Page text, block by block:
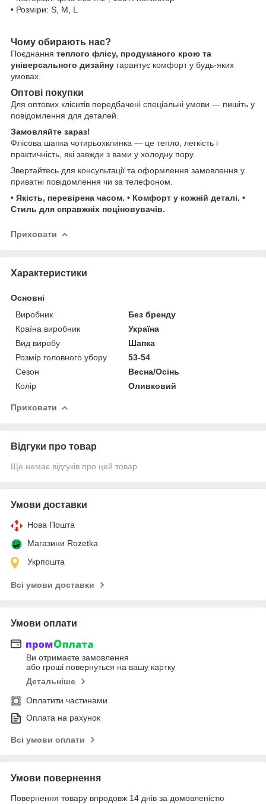
• Розміри: S, M, L
Чому обирають нас?
Поєднання теплого флісу, продуманого крою та
універсального дизайну гарантує комфорт у будь-яких
умовах.
Оптові покупки
Для оптових клієнтів передбачені спеціальні умови — пишіть у
повідомлення для деталей.
Замовляйте зараз!
Флісова шапка чотирьохклинка — це тепло, легкість і
практичність, які завжди з вами у холодну пору.
Звертайтесь для консультації та оформлення замовлення у
приватні повідомлення чи за телефоном.
• Якість, перевірена часом. • Комфорт у кожній деталі. •
Стиль для справжніх поціновувачів.
Приховати
Характеристики
Основні
Виробник
Без бренду
Країна виробник
Україна
Вид виробу
Шапка
Розмір головного убору
53-54
Сезон
Весна/Осінь
Колір
Оливковий
Приховати
Відгуки про товар
Ще немає відгуків про цей товар
Умови доставки
Нова Пошта
Магазини Rozetka
Укрпошта
Всі умови доставки
Умови оплати
Ви отримаєте замовлення
або гроші повернуться на вашу картку
Детальніше
Оплатити частинами
Оплата на рахунок
Всі умови оплати
Умови повернення
Повернення товару впродовж 14 днів за домовленістю